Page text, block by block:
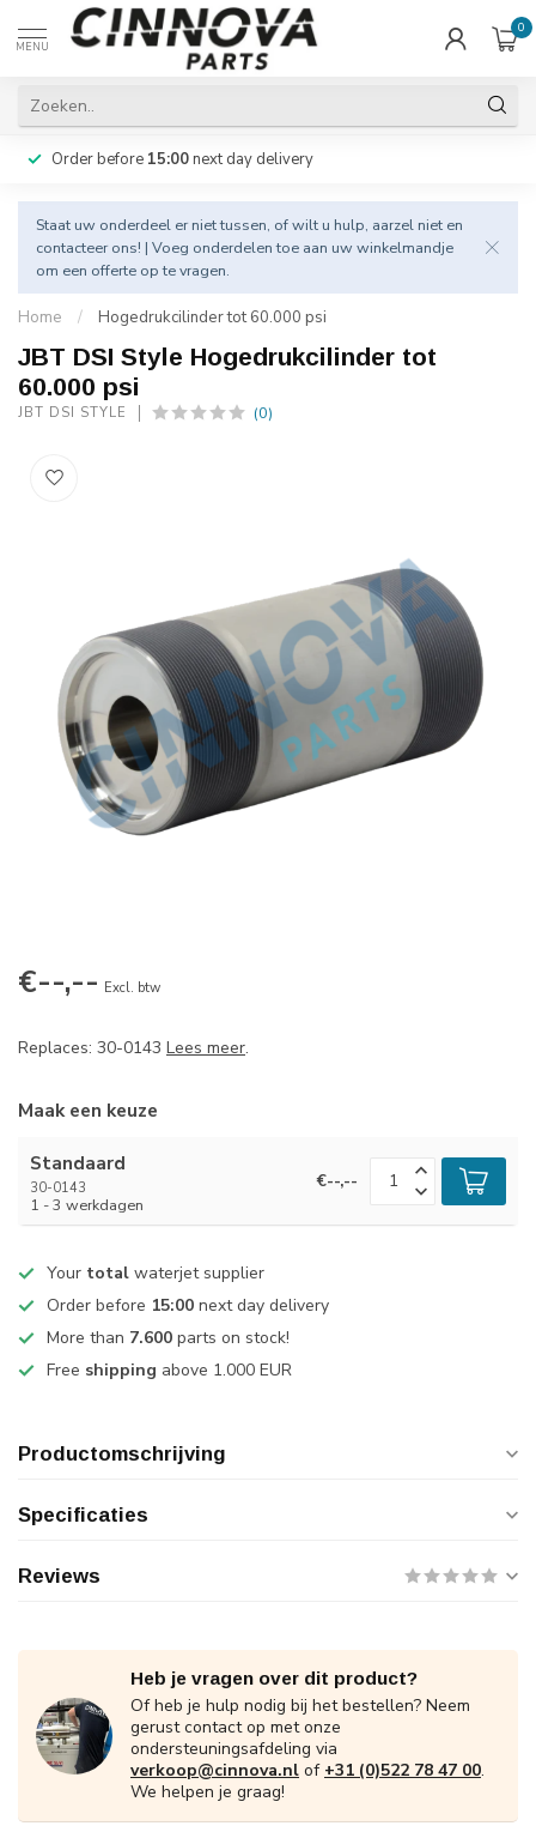
MENU
0
Order before 15:00next day delivery
Staat uw onderdeel er niet tussen, of wilt u hulp, aarzel niet en
contacteer ons! | Voeg onderdelen toe aan uw winkelmandje
om een offerte op te vragen.
Home / Hogedrukcilinder tot 60.000 psi
JBT DSI Style Hogedrukcilinder tot
60.000 psi
JBT DSI STYLE (0)
€--,-- Excl. btw
Replaces: 30-0143 Lees meer.
Maak een keuze
Standaard
30-0143
1 - 3 werkdagen
€--,--
Your total waterjet supplier
Order before 15:00 next day delivery
More than 7.600 parts on stock!
Free shipping above 1.000 EUR
Productomschrijving
Specificaties
Reviews
Heb je vragen over dit product?
Of heb je hulp nodig bij het bestellen? Neem
gerust contact op met onze
ondersteuningsafdeling via
verkoop@cinnova.nl of +31 (0)522 78 47 00.
We helpen je graag!